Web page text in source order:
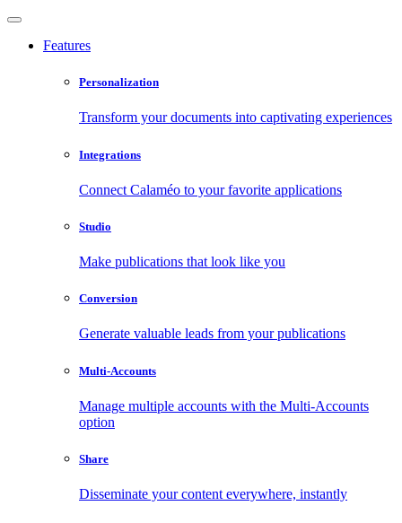
Features
Personalization
Transform your documents into captivating experiences
Integrations
Connect Calaméo to your favorite applications
Studio
Make publications that look like you
Conversion
Generate valuable leads from your publications
Multi-Accounts
Manage multiple accounts with the Multi-Accounts
option
Share
Disseminate your content everywhere, instantly